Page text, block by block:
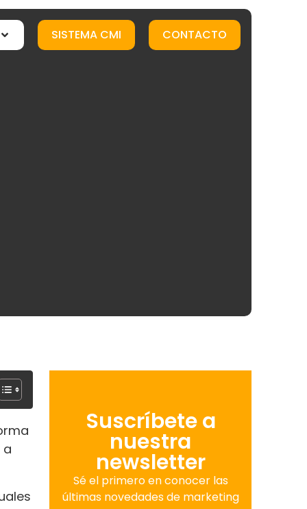
SISTEMA CMI CONTACTO
a
Suscríbete a
nuestra
newsletter
Sé el primero en conocer las
últimas novedades de marketing